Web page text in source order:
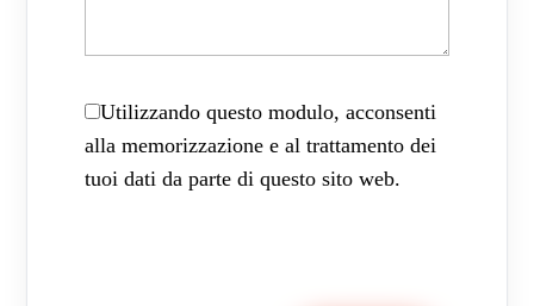
Utilizzando questo modulo, acconsenti
alla memorizzazione e al trattamento dei
tuoi dati da parte di questo sito web.